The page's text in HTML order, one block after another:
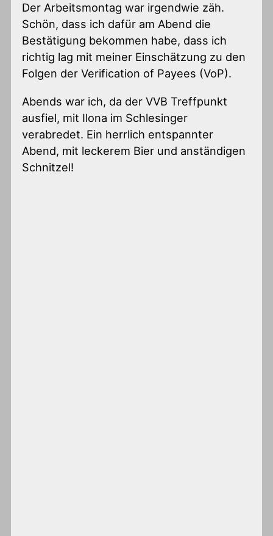
Der Arbeitsmontag war irgendwie zäh.
Schön, dass ich dafür am Abend die
Bestätigung bekommen habe, dass ich
richtig lag mit meiner Einschätzung zu den
Folgen der Verification of Payees (VoP).
Abends war ich, da der VVB Treffpunkt
ausfiel, mit Ilona im Schlesinger
verabredet. Ein herrlich entspannter
Abend, mit leckerem Bier und anständigen
Schnitzel!